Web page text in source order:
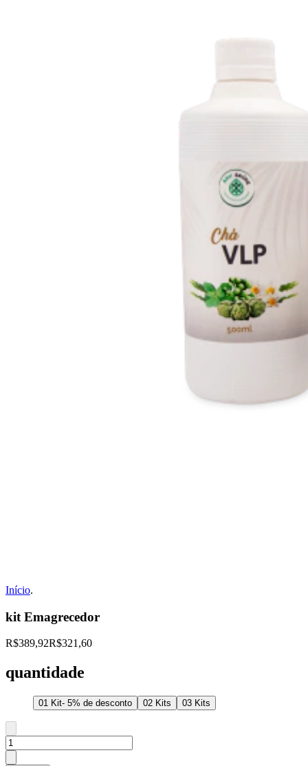
Início.
kit Emagrecedor
R$389,92R$321,60
quantidade
01 Kit- 5% de desconto 02 Kits 03 Kits